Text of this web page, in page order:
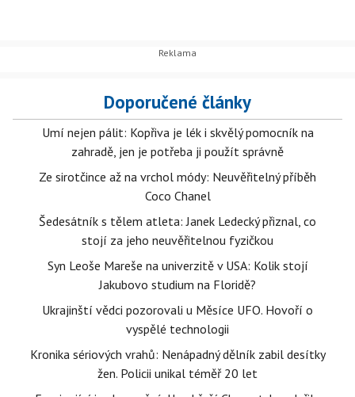
Doporučené články
Umí nejen pálit: Kopřiva je lék i skvělý pomocník na
zahradě, jen je potřeba ji použít správně
Ze sirotčince až na vrchol módy: Neuvěřitelný příběh
Coco Chanel
Šedesátník s tělem atleta: Janek Ledecký přiznal, co
stojí za jeho neuvěřitelnou fyzičkou
Syn Leoše Mareše na univerzitě v USA: Kolik stojí
Jakubovo studium na Floridě?
Ukrajinští vědci pozorovali u Měsíce UFO. Hovoří o
vyspělé technologii
Kronika sériových vrahů: Nenápadný dělník zabil desítky
žen. Policii unikal téměř 20 let